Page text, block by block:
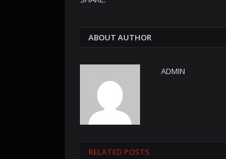
ABOUT AUTHOR
ADMIN
RELATED POSTS